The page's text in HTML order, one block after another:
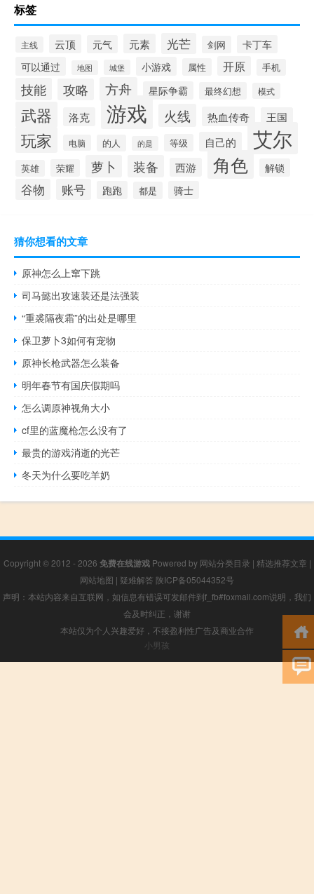
标签
主线 云顶 元气 元素 光芒 剑网 卡丁车
可以通过 地图 城堡 小游戏 属性 开原 手机
技能 攻略 方舟 星际争霸 最终幻想 模式
武器 洛克 游戏 火线 热血传奇 王国
玩家 电脑 的人 的是 等级 自己的 艾尔
英雄 荣耀 萝卜 装备 西游 角色 解锁
谷物 账号 跑跑 都是 骑士
猜你想看的文章
原神怎么上窜下跳
司马懿出攻速装还是法强装
“重裘隔夜霜”的出处是哪里
保卫萝卜3如何有宠物
原神长枪武器怎么装备
明年春节有国庆假期吗
怎么调原神视角大小
cf里的蓝魔枪怎么没有了
最贵的游戏消逝的光芒
冬天为什么要吃羊奶
Copyright © 2012 - 2026 免费在线游戏Powered by 网站分类目录 | 精选推荐文章 |
网站地图 | 疑难解答 陕ICP备05044352号
声明：本站内容来自互联网，如信息有错误可发邮件到f_fb#foxmail.com说明，我们
会及时纠正，谢谢
本站仅为个人兴趣爱好，不接盈利性广告及商业合作
小男孩